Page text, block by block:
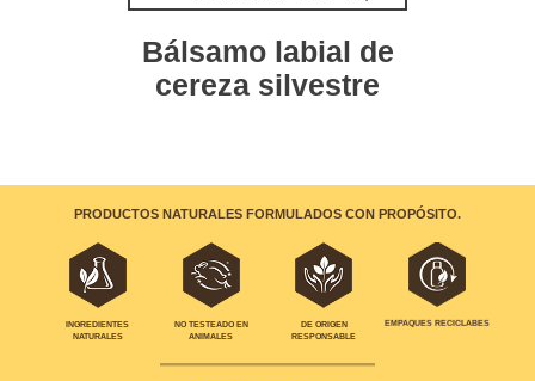
Bálsamo labial de
cereza silvestre
PRODUCTOS NATURALES FORMULADOS CON PROPÓSITO.
INGREDIENTES
NATURALES
NO TESTEADO EN
ANIMALES
DE ORIGEN
RESPONSABLE
EMPAQUES RECICLABES